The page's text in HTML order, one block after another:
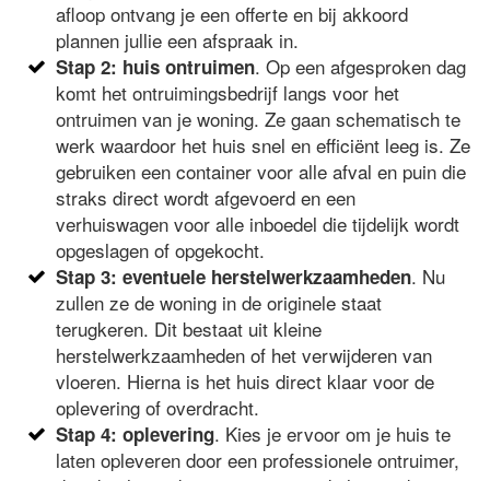
afloop ontvang je een offerte en bij akkoord
plannen jullie een afspraak in.
Stap 2: huis ontruimen. Op een afgesproken dag
komt het ontruimingsbedrijf langs voor het
ontruimen van je woning. Ze gaan schematisch te
werk waardoor het huis snel en efficiënt leeg is. Ze
gebruiken een container voor alle afval en puin die
straks direct wordt afgevoerd en een
verhuiswagen voor alle inboedel die tijdelijk wordt
opgeslagen of opgekocht.
Stap 3: eventuele herstelwerkzaamheden. Nu
zullen ze de woning in de originele staat
terugkeren. Dit bestaat uit kleine
herstelwerkzaamheden of het verwijderen van
vloeren. Hierna is het huis direct klaar voor de
oplevering of overdracht.
Stap 4: oplevering. Kies je ervoor om je huis te
laten opleveren door een professionele ontruimer,